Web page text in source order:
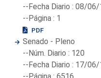
--Fecha Diario : 08/
--Página : 1
PDF
Senado - Pleno
--Núm. Diario : 120
--Fecha Diario : 17/
--Página : 6516